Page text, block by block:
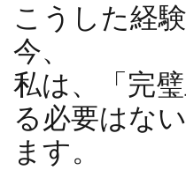
こうした経
今、
私は、「完
る必要はな
ます。